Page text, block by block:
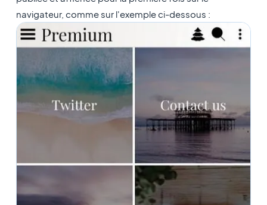
navigateur, comme sur l'exemple ci-dessous :